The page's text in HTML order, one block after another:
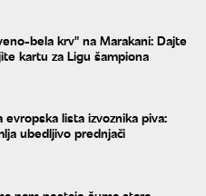
bela krv" na Marakani: Dajte
kartu za Ligu šampiona
evropska lista izvoznika piva:
ubedljivo prednjači